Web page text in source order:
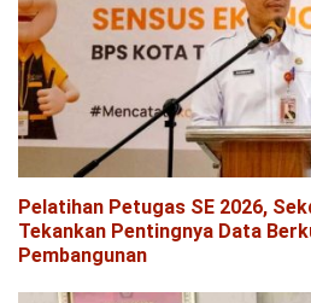
Pelatihan Petugas SE 2026,
Tekankan Pentingnya Data
Pembangunan